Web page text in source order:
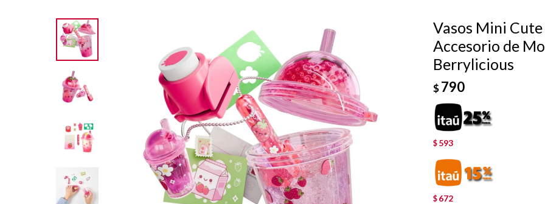
Vasos Mini
Accesorio de
Berrylicious
$790
$ 593
$ 672